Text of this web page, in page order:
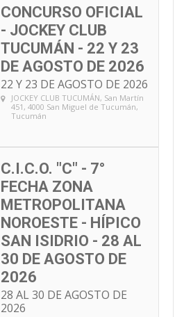
CONCURSO OFICIAL
- JOCKEY CLUB
TUCUMÁN - 22 Y 23
DE AGOSTO DE 2026
22 Y 23 DE AGOSTO DE 2026
JOCKEY CLUB TUCUMÁN, San Martín
451, 4000 San Miguel de Tucumán,
Tucumán
C.I.C.O. "C" - 7°
FECHA ZONA
METROPOLITANA
NOROESTE - HÍPICO
SAN ISIDRIO - 28 AL
30 DE AGOSTO DE
2026
28 AL 30 DE AGOSTO DE
2026